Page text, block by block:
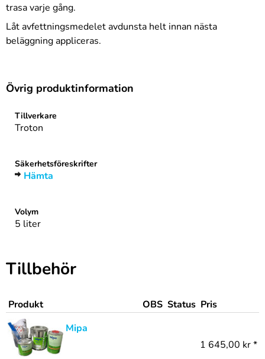
trasa varje gång.
Låt avfettningsmedelet avdunsta helt innan nästa
beläggning appliceras.
Övrig produktinformation
Tillverkare
Troton
Säkerhetsföreskrifter
Hämta
Volym
5 liter
Tillbehör
Produkt OBS Status Pris
Mipa
1 645,00 kr *